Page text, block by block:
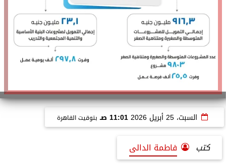
السبت، 25 أبريل 2026 11:01 صـ بتوقيت القاهرة
كتب
فاطمة الدالى